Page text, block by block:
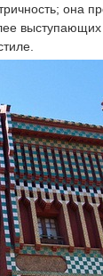
она
выступающих